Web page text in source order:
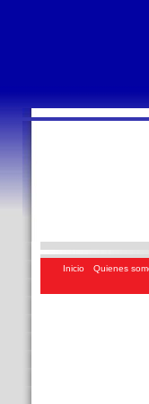
Inicio Quienes